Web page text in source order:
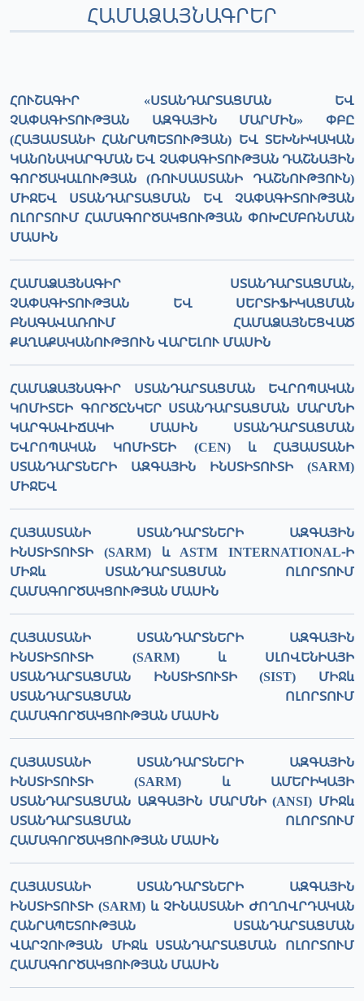
ՀԱՄԱՁԱՅՆԱԳՐԵՐ
ՀՈՒՇԱԳԻՐ «ՍՏԱՆԴԱՐՏԱՑՄԱՆ ԵՎ
ՉԱՓԱԳԻՏՈՒԹՅԱՆ ԱԶԳԱՅԻՆ ՄԱՐՄԻՆ» ՓԲԸ
(ՀԱՅԱՍՏԱՆԻ ՀԱՆՐԱՊԵՏՈՒԹՅԱՆ) ԵՎ ՏԵԽՆԻԿԱԿԱՆ
ԿԱՆՈՆԱԿԱՐԳՄԱՆ ԵՎ ՉԱՓԱԳԻՏՈՒԹՅԱՆ ԴԱՇՆԱՅԻՆ
ԳՈՐԾԱԿԱԼՈՒԹՅԱՆ (ՌՈՒՍԱՍՏԱՆԻ ԴԱՇՆՈՒԹՅՈՒՆ)
ՄԻՋԵՎ ՍՏԱՆԴԱՐՏԱՑՄԱՆ ԵՎ ՉԱՓԱԳԻՏՈՒԹՅԱՆ
ՈԼՈՐՏՈՒՄ ՀԱՄԱԳՈՐԾԱԿՑՈՒԹՅԱՆ ՓՈԽԸՄԲՌՆՄԱՆ
ՄԱՍԻՆ
ՀԱՄԱՁԱՅՆԱԳԻՐ ՍՏԱՆԴԱՐՏԱՑՄԱՆ,
ՉԱՓԱԳԻՏՈՒԹՅԱՆ ԵՎ ՍԵՐՏԻՖԻԿԱՑՄԱՆ
ԲՆԱԳԱՎԱՌՈՒՄ ՀԱՄԱՁԱՅՆԵՑՎԱԾ
ՔԱՂԱՔԱԿԱՆՈՒԹՅՈՒՆ ՎԱՐԵԼՈՒ ՄԱՍԻՆ
ՀԱՄԱՁԱՅՆԱԳԻՐ ՍՏԱՆԴԱՐՏԱՑՄԱՆ ԵՎՐՈՊԱԿԱՆ
ԿՈՄԻՏԵԻ ԳՈՐԾԸՆԿԵՐ ՍՏԱՆԴԱՐՏԱՑՄԱՆ ՄԱՐՄՆԻ
ԿԱՐԳԱՎԻՃԱԿԻ ՄԱՍԻՆ ՍՏԱՆԴԱՐՏԱՑՄԱՆ
ԵՎՐՈՊԱԿԱՆ ԿՈՄԻՏԵԻ (CEN) և ՀԱՅԱՍՏԱՆԻ
ՍՏԱՆԴԱՐՏՆԵՐԻ ԱԶԳԱՅԻՆ ԻՆՍՏԻՏՈՒՏԻ (SARM)
ՄԻՋԵՎ
ՀԱՅԱՍՏԱՆԻ ՍՏԱՆԴԱՐՏՆԵՐԻ ԱԶԳԱՅԻՆ
ԻՆՍՏԻՏՈՒՏԻ (SARM) և ASTM INTERNATIONAL-Ի
ՄԻՋև ՍՏԱՆԴԱՐՏԱՑՄԱՆ ՈԼՈՐՏՈՒՄ
ՀԱՄԱԳՈՐԾԱԿՑՈՒԹՅԱՆ ՄԱՍԻՆ
ՀԱՅԱՍՏԱՆԻ ՍՏԱՆԴԱՐՏՆԵՐԻ ԱԶԳԱՅԻՆ
ԻՆՍՏԻՏՈՒՏԻ (SARM) և ՍԼՈՎԵՆԻԱՅԻ
ՍՏԱՆԴԱՐՏԱՑՄԱՆ ԻՆՍՏԻՏՈՒՏԻ (SIST) ՄԻՋև
ՍՏԱՆԴԱՐՏԱՑՄԱՆ ՈԼՈՐՏՈՒՄ
ՀԱՄԱԳՈՐԾԱԿՑՈՒԹՅԱՆ ՄԱՍԻՆ
ՀԱՅԱՍՏԱՆԻ ՍՏԱՆԴԱՐՏՆԵՐԻ ԱԶԳԱՅԻՆ
ԻՆՍՏԻՏՈՒՏԻ (SARM) և ԱՄԵՐԻԿԱՅԻ
ՍՏԱՆԴԱՐՏԱՑՄԱՆ ԱԶԳԱՅԻՆ ՄԱՐՄՆԻ (ANSI) ՄԻՋև
ՍՏԱՆԴԱՐՏԱՑՄԱՆ ՈԼՈՐՏՈՒՄ
ՀԱՄԱԳՈՐԾԱԿՑՈՒԹՅԱՆ ՄԱՍԻՆ
ՀԱՅԱՍՏԱՆԻ ՍՏԱՆԴԱՐՏՆԵՐԻ ԱԶԳԱՅԻՆ
ԻՆՍՏԻՏՈՒՏԻ (SARM) և ՉԻՆԱՍՏԱՆԻ ԺՈՂՈՎՐԴԱԿԱՆ
ՀԱՆՐԱՊԵՏՈՒԹՅԱՆ ՍՏԱՆԴԱՐՏԱՑՄԱՆ
ՎԱՐՉՈՒԹՅԱՆ ՄԻՋև ՍՏԱՆԴԱՐՏԱՑՄԱՆ ՈԼՈՐՏՈՒՄ
ՀԱՄԱԳՈՐԾԱԿՑՈՒԹՅԱՆ ՄԱՍԻՆ